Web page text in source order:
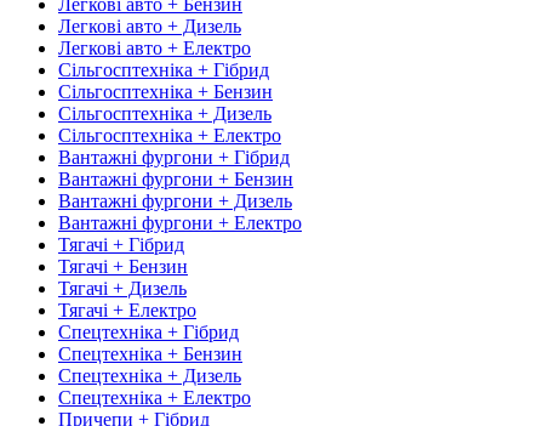
Легкові авто + Дизель
Легкові авто + Електро
Сільгосптехніка + Гібрид
Сільгосптехніка + Бензин
Сільгосптехніка + Дизель
Сільгосптехніка + Електро
Вантажні фургони + Гібрид
Вантажні фургони + Бензин
Вантажні фургони + Дизель
Вантажні фургони + Електро
Тягачі + Гібрид
Тягачі + Бензин
Тягачі + Дизель
Тягачі + Електро
Спецтехніка + Гібрид
Спецтехніка + Бензин
Спецтехніка + Дизель
Спецтехніка + Електро
Причепи + Гібрид